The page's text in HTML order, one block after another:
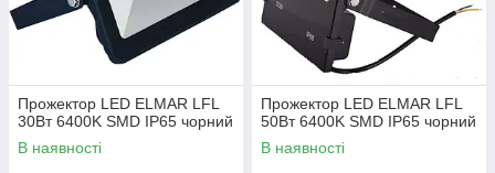
Прожектор LED ELMAR LFL
30Вт 6400K SMD IP65 чорний
В наявності
Прожектор LED ELMAR LFL
50Вт 6400K SMD IP65 чорний
В наявності